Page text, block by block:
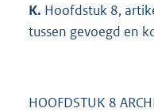
K. Hoofdstuk 8,
tussen gevoegd en
HOOFDSTUK 8